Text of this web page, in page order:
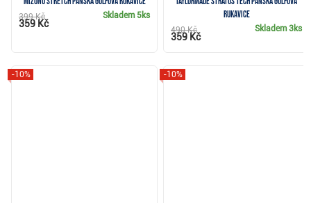
Skladem 5ks
399 Kč
359 Kč
rukavice
Skladem3ks
490 Kč
359 Kč
-10% -10%